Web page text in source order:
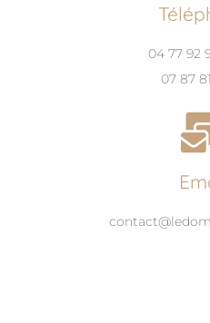
04 77 92
07 87